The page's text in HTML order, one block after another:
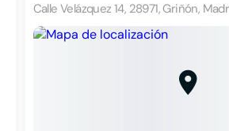
Calle Velázquez 14, 28971, Griñón,